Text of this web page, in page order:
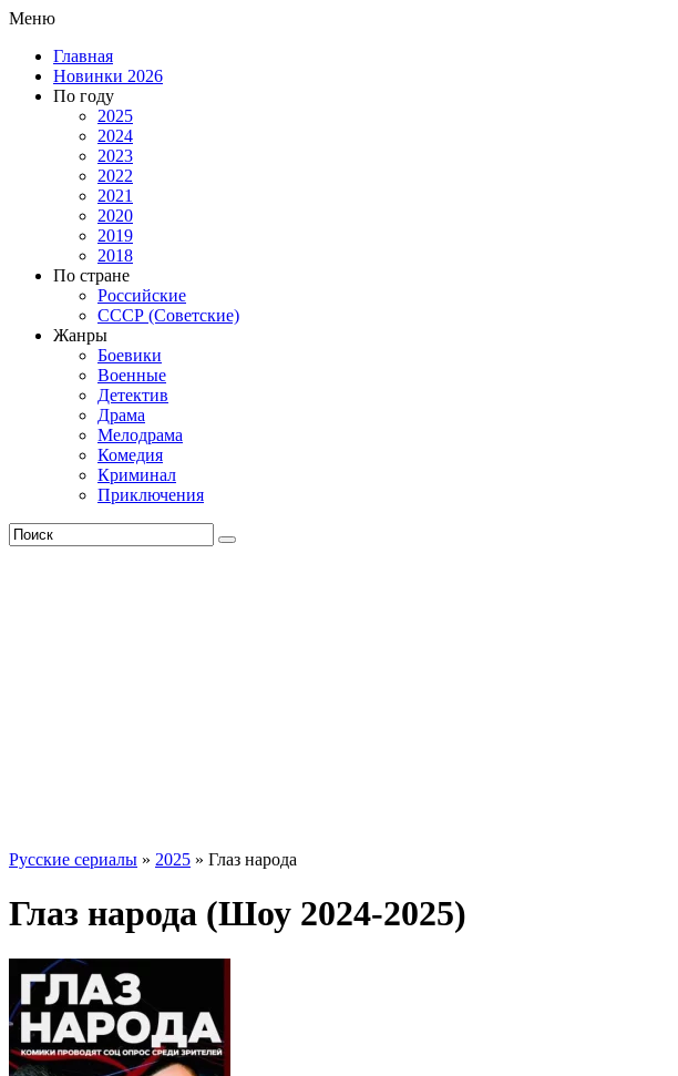
Меню
Главная
Новинки 2026
По году
2025
2024
2023
2022
2021
2020
2019
2018
По стране
Российские
СССР (Советские)
Жанры
Боевики
Военные
Детектив
Драма
Мелодрама
Комедия
Криминал
Приключения
Русские сериалы » 2025 » Глаз народа
Глаз народа (Шоу 2024-2025)